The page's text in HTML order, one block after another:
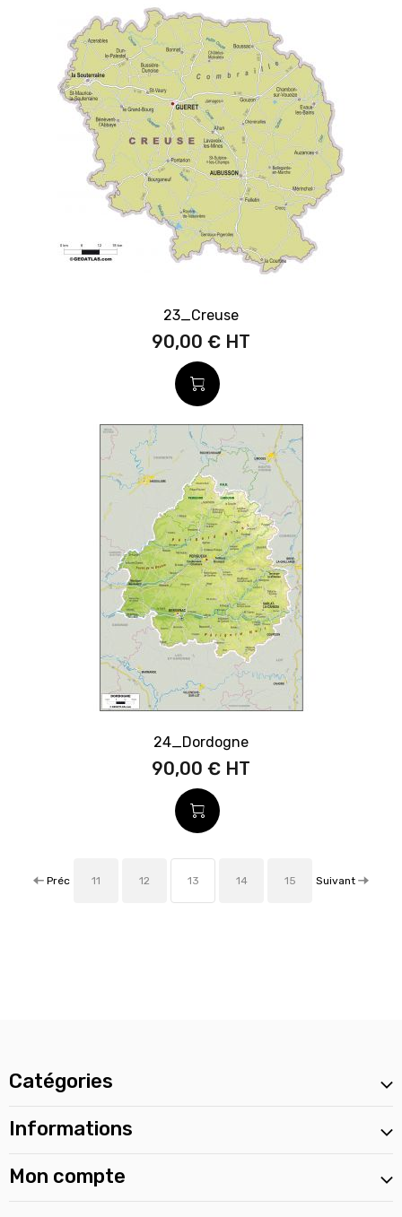
23_Creuse
90,00 €
24_Dordogne
90,00 €
Préc 11 12 13 14 15 Suivant
Catégories
Informations
Mon compte